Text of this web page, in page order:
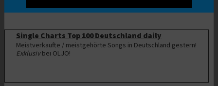
Single Charts Top 100 Deutschland daily
Meistverkaufte / meistgehörte Songs in Deutschland gestern!
Exklusivbei OLJO!